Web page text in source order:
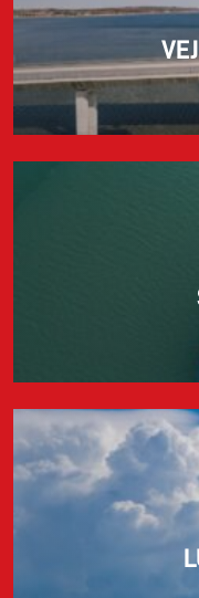
11.06.2026
Markedet for import
fortsat under pres.